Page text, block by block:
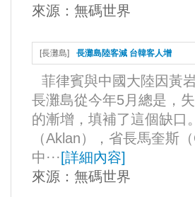
來源： 無碼世界
[長灘島] 長灘島陸客減 台韓客人增
菲律賓與中國大陸因黃
長灘島從今年5月總是，
的漸增，填補了這個缺口
（Aklan），省長馬奎斯
中··· [詳細內容]
來源： 無碼世界